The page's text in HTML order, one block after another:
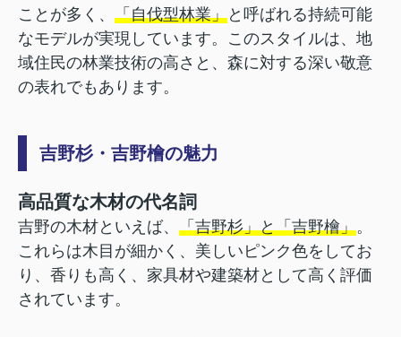
ことが多く、 「自伐型林業」と呼ばれる持続可能
なモデルが実現しています。このスタイルは、地
域住民の林業技術の高さと、森に対する深い敬意
の表れでもあります。
吉野杉・吉野檜の魅力
高品質な木材の代名詞
吉野の木材といえば、 「吉野杉」と「吉野檜」。
これらは木目が細かく、美しいピンク色をしてお
り、香りも高く、家具材や建築材として高く評価
されています。